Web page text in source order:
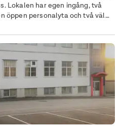
Lokalen har egen ingång, två
öppen personalyta och två väl